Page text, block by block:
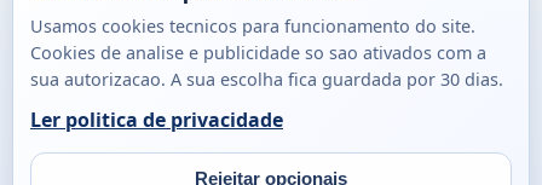
DB
Consultas
para
cidadaos,
SobrePrivacidade
Campos
Usamos cookies tecnicos para funcionamento do site.
Cookies de analise e publicidade so sao ativados com a
sua autorizacao. A sua escolha fica guardada por 30 dias.
Ler politica de privacidade
Rejeitar opcionais